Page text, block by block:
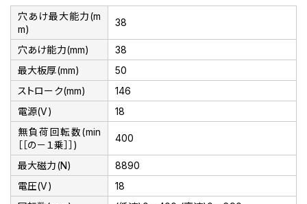
穴あけ最大能力(m
m)
38
穴あけ能力(mm)
38
最大板厚(mm)
50
ストローク(mm)
146
電源(V)
18
無負荷回転数(min
［［の－１乗］］)
400
最大磁力(N)
8890
電圧(V)
18